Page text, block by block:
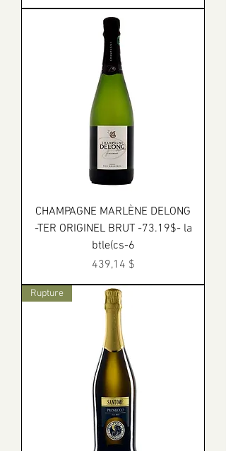
CHAMPAGNE MARLÈNE DELONG
-TER ORIGINEL BRUT -73.19$- la
btle(cs-6
Prix
439,14 $
Rupture